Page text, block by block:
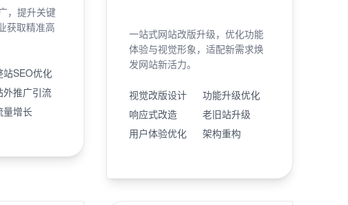
，提升关键
获取精准高
站SEO优化
外推广引流
量增长
一站式网站改版升级，优化功能
体验与视觉形象，适配新需求焕
发网站新活力。
视觉改版设计
功能升级优化
响应式改造
老旧站升级
用户体验优化
架构重构